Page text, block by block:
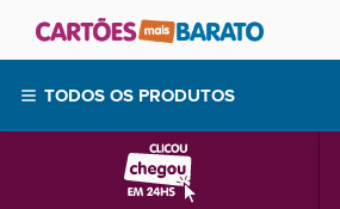
TODOS OS PRODUTOS